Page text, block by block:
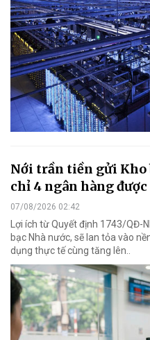
Nới trần tiền gửi Kho
chỉ 4 ngân hàng
07/08/2026 02:42
Lợi ích từ Quyết định 1743/QĐ-
bạc Nhà nước, sẽ lan tỏa vào
dụng thực tế cùng tăng lên..